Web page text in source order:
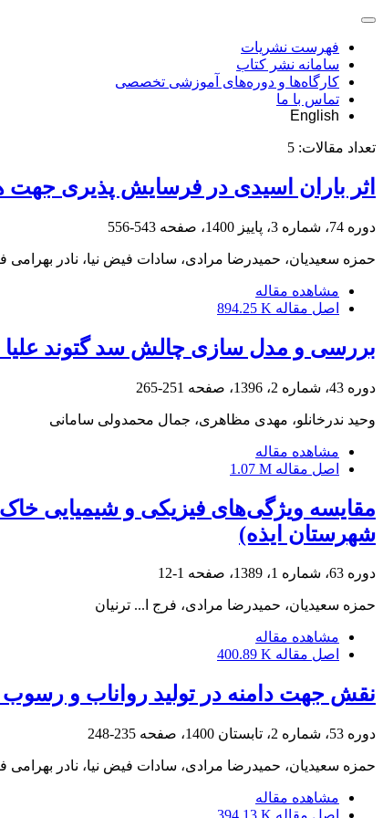
فهرست نشریات
سامانه نشر کتاب
کارگاه‌ها و دوره‌های آموزشی تخصصی
تماس با ما
English
تعداد مقالات: 5
اثر باران اسیدی در فرسایش پذیری
دوره 74، شماره 3، پاییز 1400، صفحه 543-556
حمزه سعیدیان، حمیدرضا مرادی، سادات فیض نیا، نادر بهرامی
مشاهده مقاله
اصل مقاله 894.25 K
بررسی و مدل سازی چالش سد گتوند علیا
دوره 43، شماره 2، 1396، صفحه 251-265
وحید ندرخانلو، مهدی مظاهری، جمال محمدولی سامانی
مشاهده مقاله
اصل مقاله 1.07 M
مقایسه ویژگی‌های فیزیکی و شیمیایی
شهرستان ایذه)
دوره 63، شماره 1، 1389، صفحه 1-12
حمزه سعیدیان، حمیدرضا مرادی، فرج ا... ترنیان
مشاهده مقاله
اصل مقاله 400.89 K
نقش جهت دامنه در تولید رواناب و
دوره 53، شماره 2، تابستان 1400، صفحه 235-248
حمزه سعیدیان، حمیدرضا مرادی، سادات فیض نیا، نادر بهرامی
مشاهده مقاله